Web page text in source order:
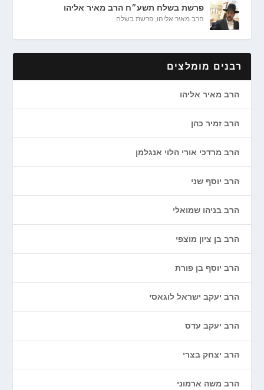
פרשת בשלח תשע״ח הרב מאיר אליהו
הרב מאיר אליהו,פרשת בשלח
רבנים מומלצים
הרב מאיר אליהו
הרב זמיר כהן
הרב מרדכי אורי הלוי אנגלמן
הרב יוסף שני
הרב בניהו שמואלי
הרב בן ציון מוצפי
הרב יוסף בן פורת
הרב יעקב ישראל לוגאסי
הרב יעקב עדס
הרב יצחק בצרי
הרב משה ארמוני